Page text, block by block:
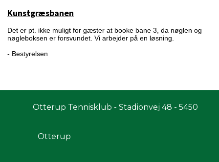
Kunstgræsbanen
Det er pt. ikke muligt for gæster at booke bane 3, da nøglen og
nøgleboksen er forsvundet. Vi arbejder på en løsning.
- Bestyrelsen
Otterup Tennisklub - Stadionvej 48 - 5450
Otterup